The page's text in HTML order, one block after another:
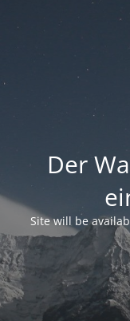
Der
Site will be